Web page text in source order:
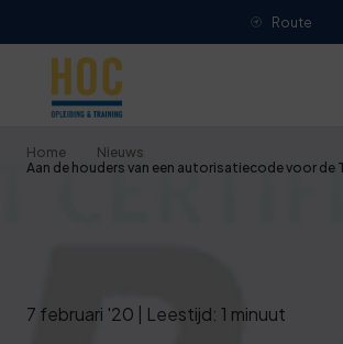
Route
Home
Nieuws
Aan de houders van een autorisatiecode voor de
7 februari '20 | Leestijd: 1 minuut
Je overall waardering
Titel van je beoordeling